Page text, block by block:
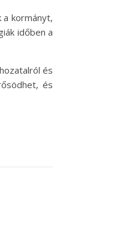
a kormányt,
időben a
és
és